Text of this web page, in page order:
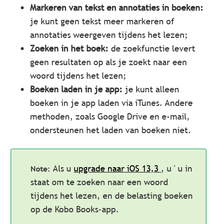
Markeren van tekst en annotaties in boeken:
je kunt geen tekst meer markeren of
annotaties weergeven tijdens het lezen;
Zoeken in het boek: de zoekfunctie levert
geen resultaten op als je zoekt naar een
woord tijdens het lezen;
Boeken laden in je app: je kunt alleen
boeken in je app laden via iTunes. Andere
methoden, zoals Google Drive en e-mail,
ondersteunen het laden van boeken niet.
Als u upgrade naar iOS 13,3 , u ' u in
staat om te zoeken naar een woord
tijdens het lezen, en de belasting boeken
op de Kobo Books-app.